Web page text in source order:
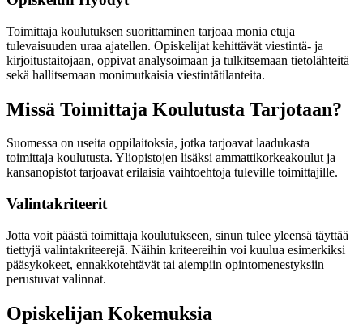
Toimittaja koulutuksen suorittaminen tarjoaa monia etuja
tulevaisuuden uraa ajatellen. Opiskelijat kehittävät viestintä- ja
kirjoitustaitojaan, oppivat analysoimaan ja tulkitsemaan tietolähteitä
sekä hallitsemaan monimutkaisia viestintätilanteita.
Missä Toimittaja Koulutusta Tarjotaan?
Suomessa on useita oppilaitoksia, jotka tarjoavat laadukasta
toimittaja koulutusta. Yliopistojen lisäksi ammattikorkeakoulut ja
kansanopistot tarjoavat erilaisia vaihtoehtoja tuleville toimittajille.
Valintakriteerit
Jotta voit päästä toimittaja koulutukseen, sinun tulee yleensä täyttää
tiettyjä valintakriteerejä. Näihin kriteereihin voi kuulua esimerkiksi
pääsykokeet, ennakkotehtävät tai aiempiin opintomenestyksiin
perustuvat valinnat.
Opiskelijan Kokemuksia